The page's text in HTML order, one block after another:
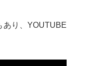
あり、YOUTUBE